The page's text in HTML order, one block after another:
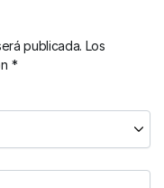
publicada. Los
*